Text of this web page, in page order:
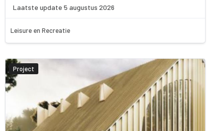
Laatste update 5 augustus 2026
Leisure en Recreatie
Project